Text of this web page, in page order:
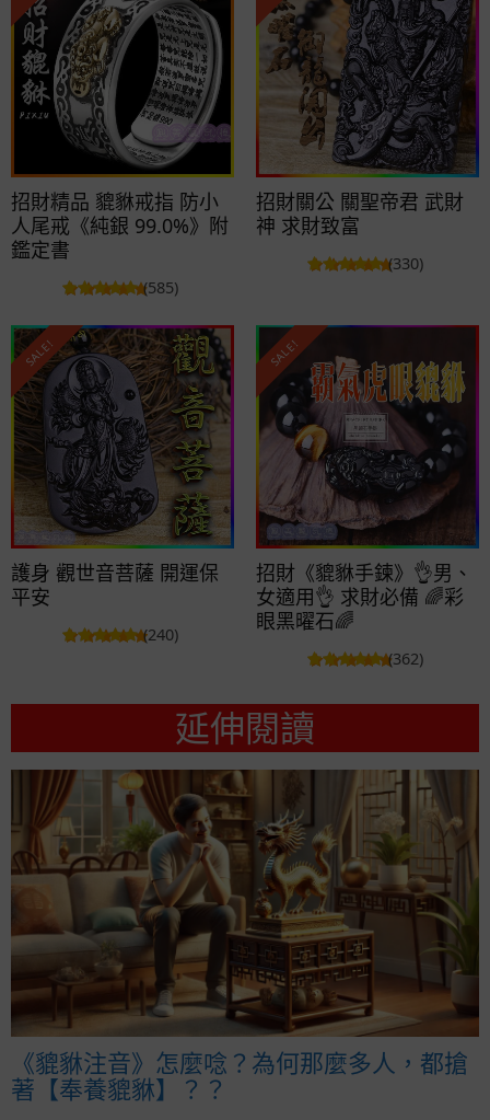
招財精品 貔貅戒指 防小
人尾戒《純銀 99.0%》附
鑑定書
(585)
招財關公 關聖帝君 武財
神 求財致富
(330)
SALE!
護身 觀世音菩薩 開運保
平安
(240)
SALE!
招財《貔貅手鍊》👌男、
女適用👌 求財必備 🌈彩
眼黑曜石🌈
(362)
延伸閱讀
《貔貅注音》怎麼唸？為何那麼多人，都搶
著【奉養貔貅】？？